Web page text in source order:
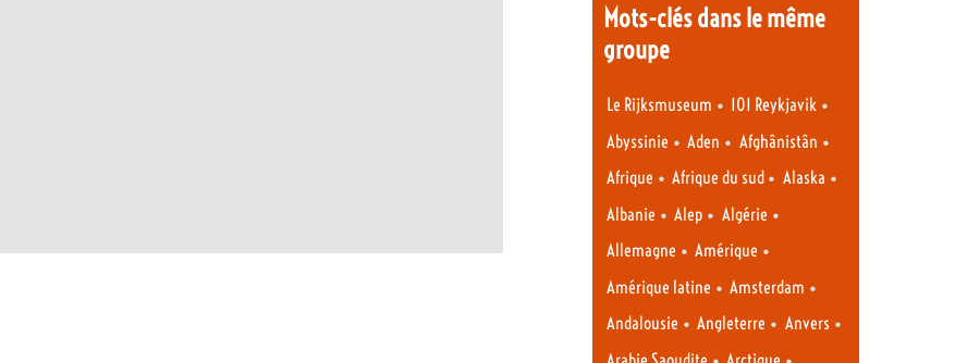
Mots-clés dans le même
groupe
Le Rijksmuseum • 101 Reykjavik •
Abyssinie • Aden • Afghânistân •
Afrique • Afrique du sud • Alaska •
Albanie • Alep • Algérie •
Allemagne • Amérique •
Amérique latine • Amsterdam •
Andalousie • Angleterre • Anvers•